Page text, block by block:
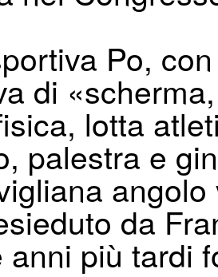
Po,
di
lotta
palestra e
da
anni più tardi